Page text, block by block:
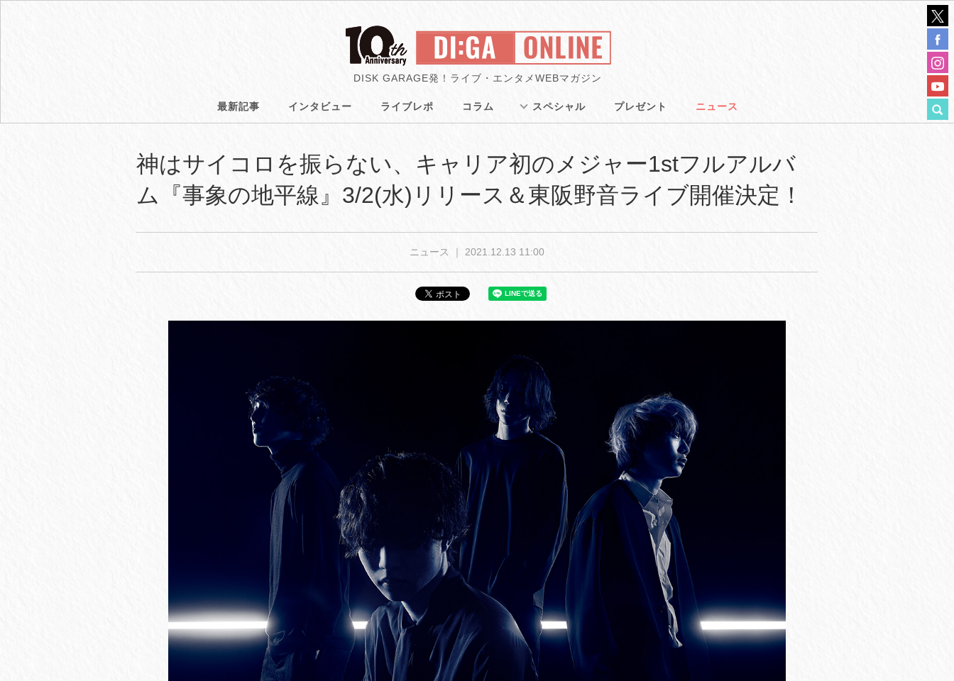
DISK GARAGE発！ライブ・エンタメWEBマガジン
最新記事 インタビュー ライブレポ コラム スペシャル プレゼント ニュース
神はサイコロを振らない、キャリア初のメジャー1stフルアルバ
ム『事象の地平線』3/2(水)リリース＆東阪野音ライブ開催決定！
ニュース ｜ 2021.12.13 11:00